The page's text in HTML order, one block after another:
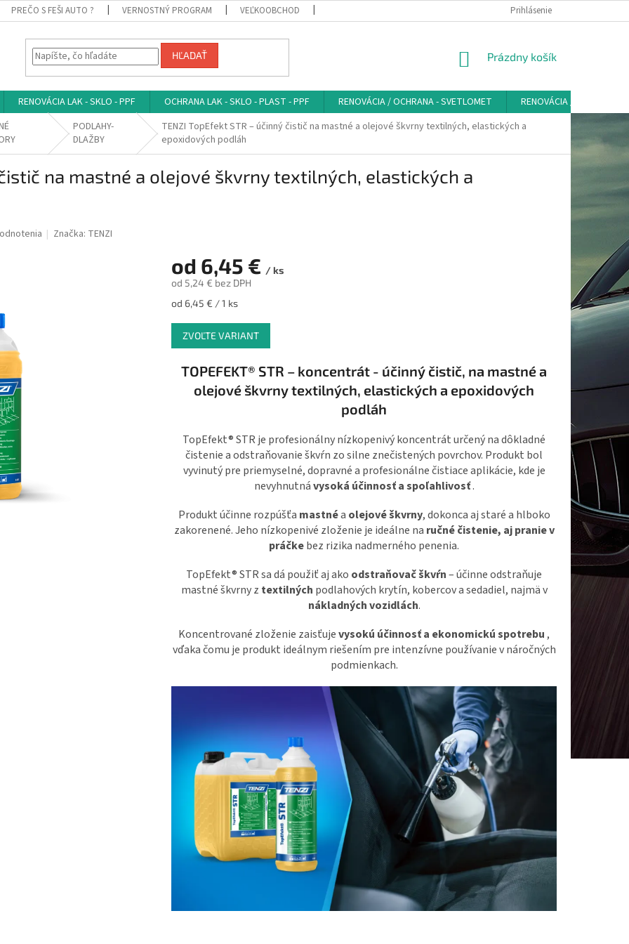
PREČO S FEŠI AUTO ? VERNOSTNÝ PROGRAM VEĽKOOBCHOD VŠEOBECNÉ OBCHODNÉ PODMIENKY - SPOTREBITEĽPrihlásenie
HĽADAŤ
NÁKUPNÝ
Prázdny košík
RENOVÁCIA LAK - SKLO - PPF OCHRANA LAK - SKLO - PLAST - PPF RENOVÁCIA / OCHRANA - SVETLOMET RENOVÁCIA / OCHRANA
PODLAHY-
DLAŽBY
TENZI TopEfekt STR – účinný čistič na mastné a olejové škvrny textilných, elastických a
epoxidových podláh
na mastné a olejové škvrny textilných, elastických a
Značka: TENZI
od 6,45 € / ks
od 5,24 € bez DPH
Jednotková
od 6,45 € / 1 ks
ZVOĽTE VARIANT
TOPEFEKT® STR – koncentrát - účinný čistič, na mastné a
olejové škvrny textilných, elastických a epoxidových
podláh
TopEfekt® STR je profesionálny nízkopenivý koncentrát určený na dôkladné
čistenie a odstraňovanie škvŕn zo silne znečistených povrchov. Produkt bol
vyvinutý pre priemyselné, dopravné a profesionálne čistiace aplikácie, kde je
nevyhnutnávysoká účinnosť a spoľahlivosť.
Produkt účinne rozpúšťa mastnéa olejové škvrny, dokonca aj staré a hlboko
zakorenené. Jeho nízkopenivé zloženie je ideálne na ručné čistenie, aj pranie v
práčkebez rizika nadmerného penenia.
TopEfekt® STR sa dá použiť aj ako odstraňovač škvŕn– účinne odstraňuje
mastné škvrny z textilných podlahových krytín, kobercov a sedadiel, najmä v
nákladných vozidlách.
Koncentrované zloženie zaisťujevysokú účinnosť a ekonomickú spotrebu,
vďaka čomu je produkt ideálnym riešením pre intenzívne používanie v náročných
podmienkach.